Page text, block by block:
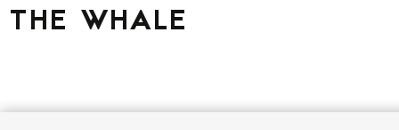
THE WHALE